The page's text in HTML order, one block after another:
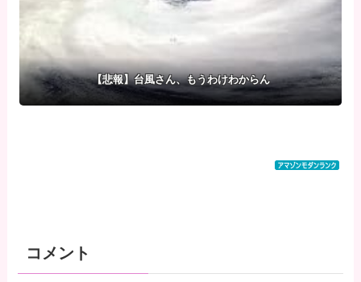
【悲報】台風さん、もうわけわからん
コメント